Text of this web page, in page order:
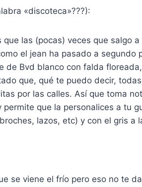
«discoteca»???):
las (pocas) veces que salgo a
el jean ha pasado a segundo
de Bvd blanco con falda
que, qué te puedo decir,
por las calles. Así que toma
que la personalices a tu
lazos, etc) y con el gris a
se viene el frío pero eso no te